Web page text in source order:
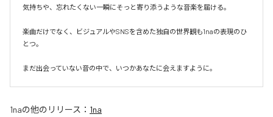
気持ちや、忘れたくない一瞬にそっと寄り添うような音楽を届ける。
楽曲だけでなく、ビジュアルやSNSを含めた独自の世界観も1naの表現のひ
とつ。
まだ出会っていない音の中で、いつかあなたに会えますように。
1naの他のリリース： 1na